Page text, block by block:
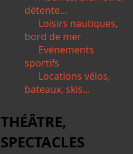
détente...
Loisirs nautiques,
bord de mer
Evénements
sportifs
Locations vélos,
bateaux, skis...
THÉÂTRE,
SPECTACLES